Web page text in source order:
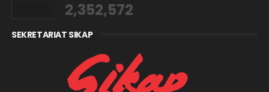
2,352,572
SEKRETARIAT SIKAP